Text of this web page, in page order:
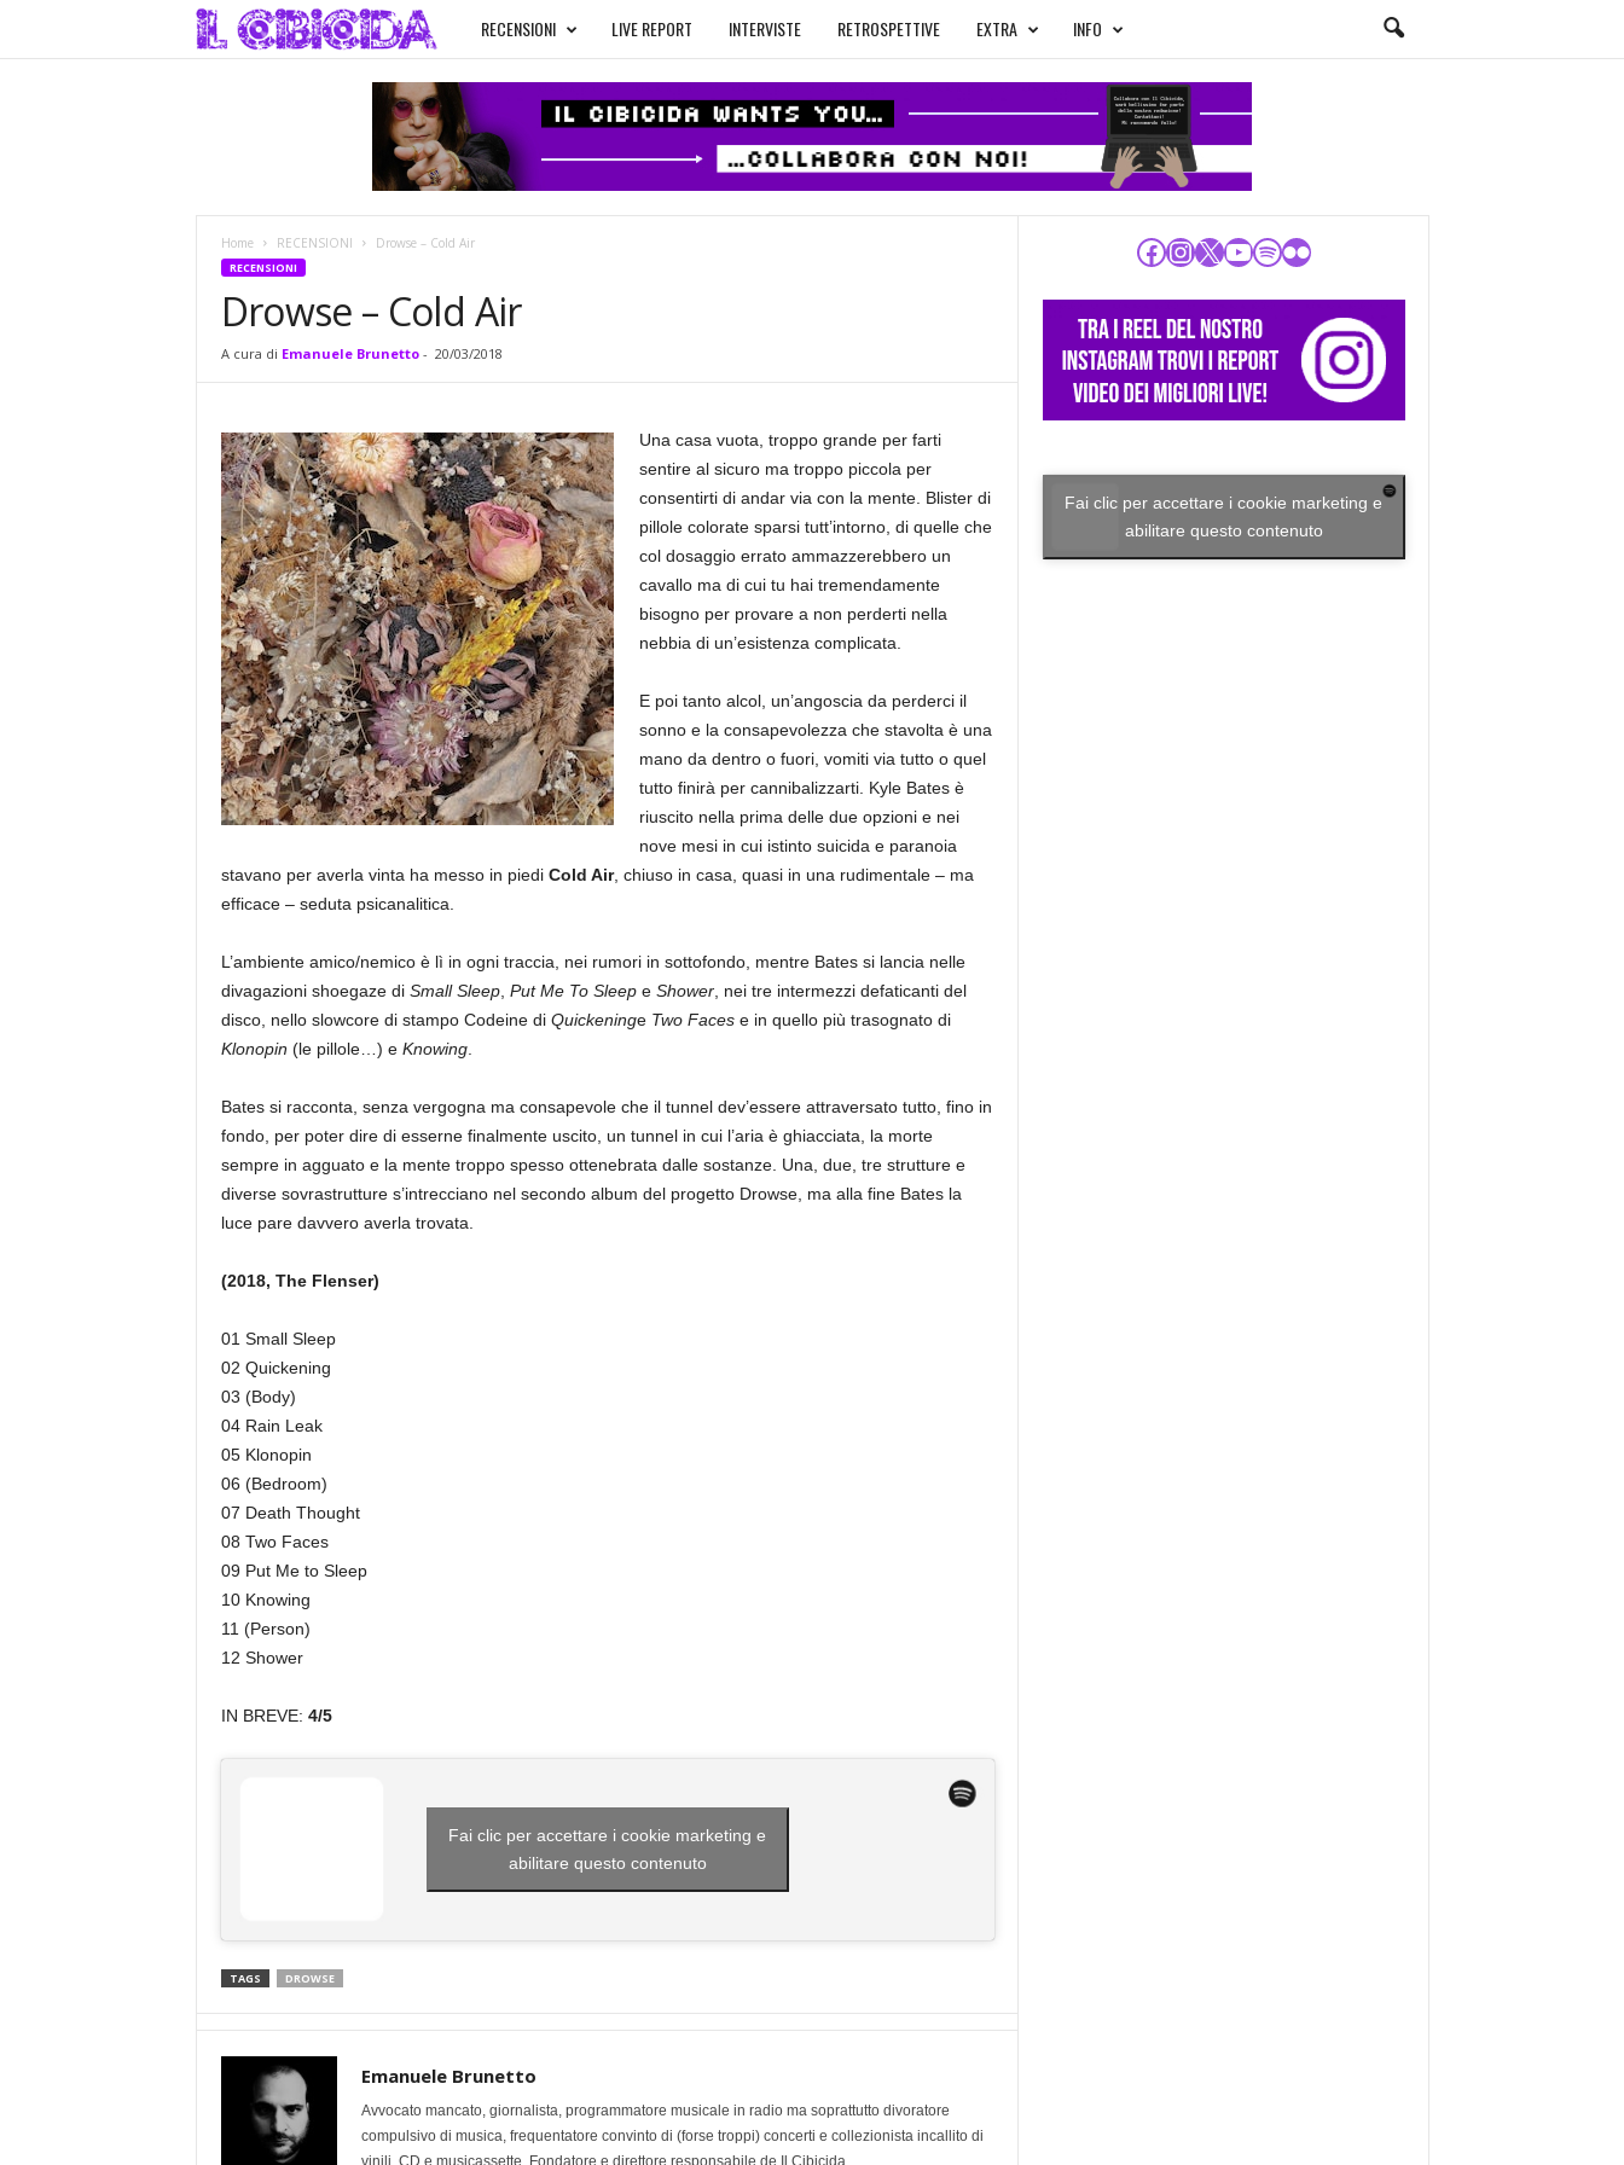
l
C
i
d
a
RECENSIONI LIVE REPORT INTERVISTE RETROSPETTIVE EXTRA INFO
Home RECENSIONI Drowse – Cold Air
RECENSIONI
Drowse – Cold Air
A cura di Emanuele Brunetto- 20/03/2018
Una casa vuota, troppo grande per farti
sentire al sicuro ma troppo piccola per
consentirti di andar via con la mente. Blister di
pillole colorate sparsi tutt’intorno, di quelle che
col dosaggio errato ammazzerebbero un
cavallo ma di cui tu hai tremendamente
bisogno per provare a non perderti nella
nebbia di un’esistenza complicata.
E poi tanto alcol, un’angoscia da perderci il
sonno e la consapevolezza che stavolta è una
mano da dentro o fuori, vomiti via tutto o quel
tutto finirà per cannibalizzarti. Kyle Bates è
riuscito nella prima delle due opzioni e nei
nove mesi in cui istinto suicida e paranoia
stavano per averla vinta ha messo in piedi Cold Air, chiuso in casa, quasi in una rudimentale – ma
efficace – seduta psicanalitica.
L’ambiente amico/nemico è lì in ogni traccia, nei rumori in sottofondo, mentre Bates si lancia nelle
divagazioni shoegaze di Small Sleep, Put Me To Sleep e Shower, nei tre intermezzi defaticanti del
disco, nello slowcore di stampo Codeine di Quickeninge Two Faces e in quello più trasognato di
Klonopin (le pillole…) e Knowing.
Bates si racconta, senza vergogna ma consapevole che il tunnel dev’essere attraversato tutto, fino in
fondo, per poter dire di esserne finalmente uscito, un tunnel in cui l’aria è ghiacciata, la morte
sempre in agguato e la mente troppo spesso ottenebrata dalle sostanze. Una, due, tre strutture e
diverse sovrastrutture s’intrecciano nel secondo album del progetto Drowse, ma alla fine Bates la
luce pare davvero averla trovata.
(2018, The Flenser)
01 Small Sleep
02 Quickening
03 (Body)
04 Rain Leak
05 Klonopin
06 (Bedroom)
07 Death Thought
08 Two Faces
09 Put Me to Sleep
10 Knowing
11 (Person)
12 Shower
IN BREVE: 4/5
Fai clic per accettare i cookie marketing e
abilitare questo contenuto
TAGS DROWSE
Emanuele Brunetto
Avvocato mancato, giornalista, programmatore musicale in radio ma soprattutto divoratore
compulsivo di musica, frequentatore convinto di (forse troppi) concerti e collezionista incallito di
vinili, CD e musicassette. Fondatore e direttore responsabile de Il Cibicida.
Facebook
Instagram
X YouTube
Spotify
Flickr
Fai clic per accettare i cookie marketing e
abilitare questo contenuto